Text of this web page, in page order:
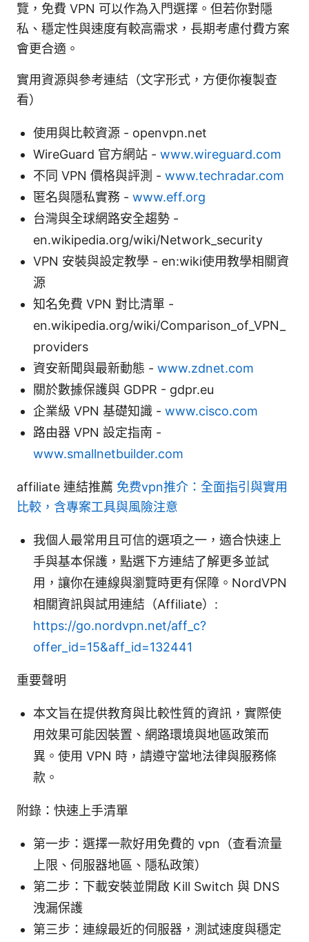
覽，免費 VPN 可以作為入門選擇。但若你對隱
私、穩定性與速度有較高需求，長期考慮付費方案
會更合適。
實用資源與參考連結（文字形式，方便你複製查
看）
使用與比較資源 - openvpn.net
WireGuard 官方網站 - www.wireguard.com
不同 VPN 價格與評測 - www.techradar.com
匿名與隱私實務 - www.eff.org
台灣與全球網路安全趨勢 -
en.wikipedia.org/wiki/Network_security
VPN 安裝與設定教學 - en:wiki使用教學相關資
源
知名免費 VPN 對比清單 -
en.wikipedia.org/wiki/Comparison_of_VPN_
providers
資安新聞與最新動態 - www.zdnet.com
關於數據保護與 GDPR - gdpr.eu
企業級 VPN 基礎知識 - www.cisco.com
路由器 VPN 設定指南 -
www.smallnetbuilder.com
affiliate 連結推薦 免费vpn推介：全面指引與實用
比較，含專案工具與風險注意
我個人最常用且可信的選項之一，適合快速上
手與基本保護，點選下方連結了解更多並試
用，讓你在連線與瀏覽時更有保障。NordVPN
相關資訊與試用連結（Affiliate）:
https://go.nordvpn.net/aff_c?
offer_id=15&aff_id=132441
重要聲明
本文旨在提供教育與比較性質的資訊，實際使
用效果可能因裝置、網路環境與地區政策而
異。使用 VPN 時，請遵守當地法律與服務條
款。
附錄：快速上手清單
第一步：選擇一款好用免費的 vpn（查看流量
上限、伺服器地區、隱私政策）
第二步：下載安裝並開啟 Kill Switch 與 DNS
洩漏保護
第三步：連線最近的伺服器，測試速度與穩定